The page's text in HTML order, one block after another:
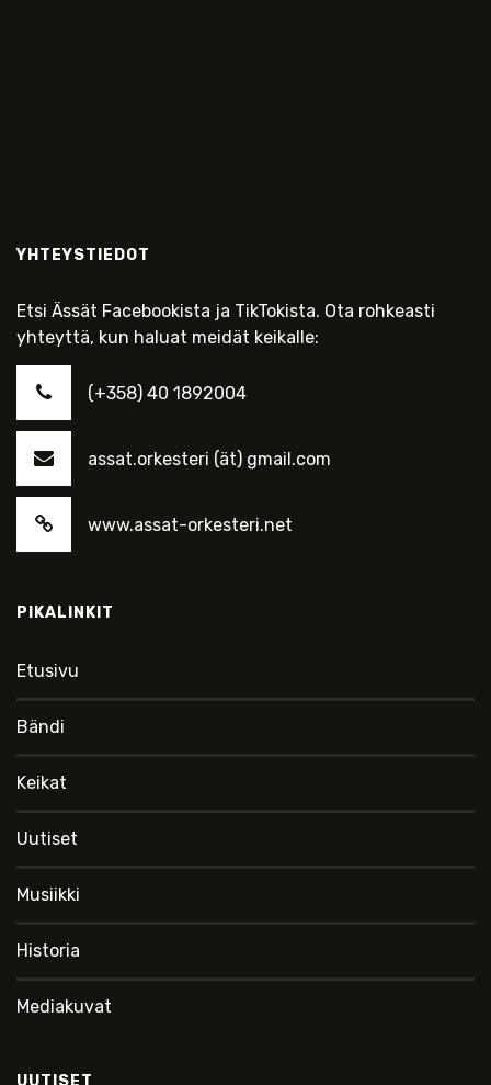
YHTEYSTIEDOT
Etsi Ässät Facebookista ja TikTokista. Ota rohkeasti
yhteyttä, kun haluat meidät keikalle:
(+358) 40 1892004
assat.orkesteri (ät) gmail.com
www.assat-orkesteri.net
PIKALINKIT
Etusivu
Bändi
Keikat
Uutiset
Musiikki
Historia
Mediakuvat
UUTISET